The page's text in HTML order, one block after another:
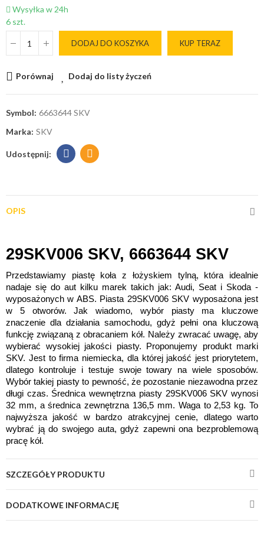
Wysyłka w 24h
6 szt.
DODAJ DO KOSZYKA KUP TERAZ
Porównaj Dodaj do listy życzeń
Symbol: 6663644 SKV
Marka: SKV
OPIS
29SKV006 SKV, 6663644 SKV
Przedstawiamy piastę koła z łożyskiem tylną, która idealnie
nadaje się do aut kilku marek takich jak: Audi, Seat i Skoda -
wyposażonych w ABS. Piasta 29SKV006 SKV wyposażona jest
w 5 otworów. Jak wiadomo, wybór piasty ma kluczowe
znaczenie dla działania samochodu, gdyż pełni ona kluczową
funkcję związaną z obracaniem kół. Należy zwracać uwagę, aby
wybierać wysokiej jakości piasty. Proponujemy produkt marki
SKV. Jest to firma niemiecka, dla której jakość jest priorytetem,
dlatego kontroluje i testuje swoje towary na wiele sposobów.
Wybór takiej piasty to pewność, że pozostanie niezawodna przez
długi czas. Średnica wewnętrzna piasty 29SKV006 SKV wynosi
32 mm, a średnica zewnętrzna 136,5 mm. Waga to 2,53 kg. To
najwyższa jakość w bardzo atrakcyjnej cenie, dlatego warto
wybrać ją do swojego auta, gdyż zapewni ona bezproblemową
pracę kół.
SZCZEGÓŁY PRODUKTU
DODATKOWE INFORMACJĘ